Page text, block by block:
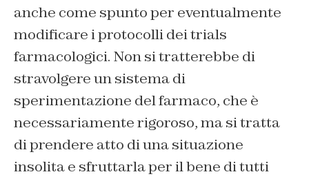
anche come spunto per eventualmente
modificare i protocolli dei trials
farmacologici. Non si tratterebbe di
stravolgere un sistema di
sperimentazione del farmaco, che è
necessariamente rigoroso, ma si tratta
di prendere atto di una situazione
insolita e sfruttarla per il bene di tutti